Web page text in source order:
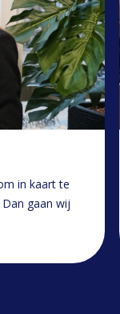
in kaart te
gaan wij